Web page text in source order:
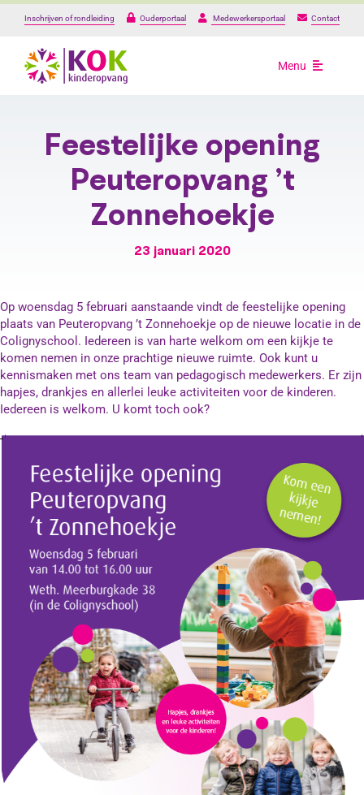
Ga
Inschrijven of rondleiding Ouderportaal Medewerkersportaal Contact
Menu
Onze locaties
Over ons
Werken bij
Contact
Feestelijke opening
Peuteropvang ’t
Zonnehoekje
23 januari 2020
Op woensdag 5 februari aanstaande vindt de feestelijke opening
plaats van Peuteropvang ’t Zonnehoekje op de nieuwe locatie in de
Colignyschool. Iedereen is van harte welkom om een kijkje te
komen nemen in onze prachtige nieuwe ruimte. Ook kunt u
kennismaken met ons team van pedagogisch medewerkers. Er zijn
hapjes, drankjes en allerlei leuke activiteiten voor de kinderen.
Iedereen is welkom. U komt toch ook?